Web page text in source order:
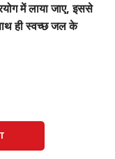
में लाया जाए, इससे
ही स्वच्छ जल के